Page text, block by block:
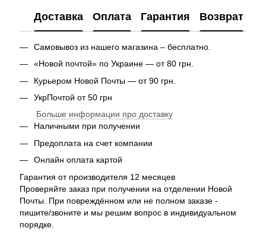
Доставка Оплата Гарантия Возврат
Самовывоз из нашего магазина – бесплатно.
«Новой почтой» по Украине — от 80 грн.
Курьером Новой Почты — от 90 грн.
УкрПочтой от 50 грн
Больше информации про доставку
Наличными при получении
Предоплата на счет компании
Онлайн оплата картой
Гарантия от производителя 12 месяцев
Проверяйте заказ при получении на отделении Новой
Почты. При повреждённом или не полном заказе -
пишите/звоните и мы решим вопрос в индивидуальном
порядке.